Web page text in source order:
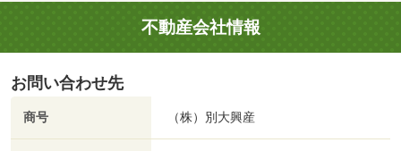
不動産会社情報
お問い合わせ先
商号 （株）別大興産